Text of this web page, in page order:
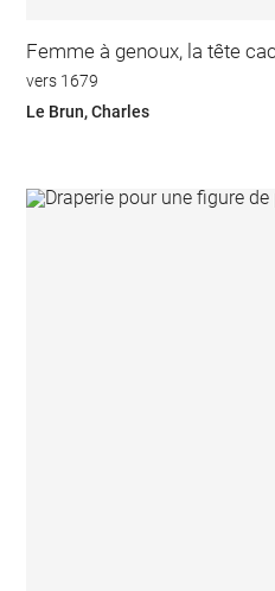
Femme à genoux, la tête
vers 1679
Le Brun, Charles